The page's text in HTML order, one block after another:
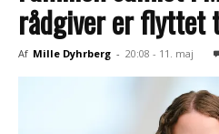
rådgiver er flyttet
Af Mille Dyhrberg - 20:08 - 11. maj